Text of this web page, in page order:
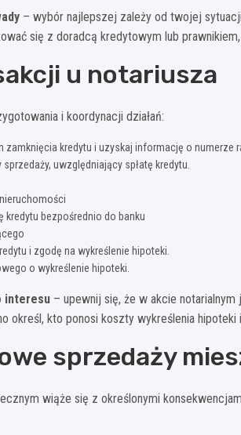
– wybór najlepszej zależy od twojej
się z doradcą kredytowym lub
u notariusza
i koordynacji działań:
zamknięcia kredytu i uzyskaj informację o numerze
uwzględniający spłatę kredytu.
kredytu bezpośrednio do banku
i zgodę na wykreślenie hipoteki.
o wykreślenie hipoteki.
interesu – upewnij się, że w akcie
określ, kto ponosi koszty wykreślenia
sprzedaży
wiąże się z określonymi